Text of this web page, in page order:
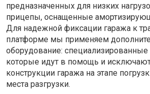
предназначенных для низких
прицепы, оснащенные
Для надежной фиксации гаража к
платформе мы применяем
оборудование:
которые идут в помощь и
конструкции гаража на этапе
места разгрузки.